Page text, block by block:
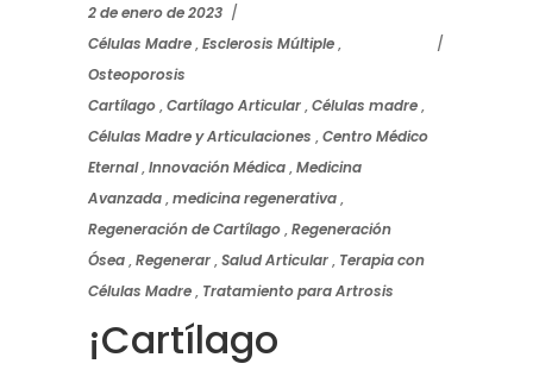
2 de enero de 2023
Células Madre,Esclerosis Múltiple,
Osteoporosis
Cartílago,Cartílago Articular,Células madre,
Células Madre y Articulaciones ,Centro Médico
Eternal,Innovación Médica,Medicina
Avanzada,medicina regenerativa,
Regeneración de Cartílago,Regeneración
Ósea,Regenerar,Salud Articular, Terapia con
Células Madre, Tratamiento para Artrosis
¡Cartílago